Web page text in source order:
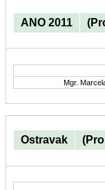
ANO 2011
Mgr.
Ostravak